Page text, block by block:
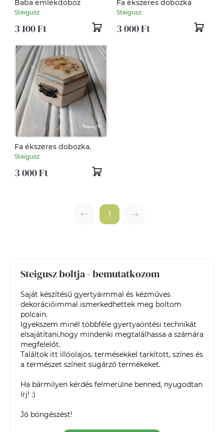
Steigusz boltja - bemutatkozom
Saját készítésű gyertyáimmal és kézműves
dekorációimmal ismerkedhettek meg boltom
polcain.
Igyekszem minél többféle gyertyaöntési technikát
elsajátítani,hogy mindenki megtalálhassa a számára
megfelelőt.
Találtok itt illóolajos, termésekkel tarkított, színes és
a természet színeit sugárzó termékeket.
Ha bármilyen kérdés felmerülne benned, nyugodtan
írj! :)
Jó böngészést!
Baba emlékdoboz
Steigusz
3 100 Ft
Fa ékszeres dobozka
Steigusz
3 000 Ft
Fa ékszeres dobozka.
Steigusz
3 000 Ft
1